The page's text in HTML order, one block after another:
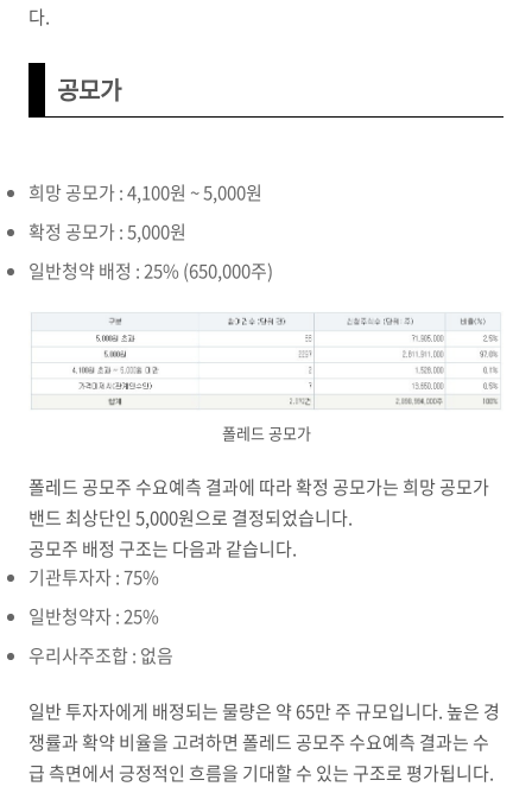
다.
공모가
희망 공모가 : 4,100원 ~ 5,000원
확정 공모가 : 5,000원
일반청약 배정 : 25% (650,000주)
폴레드 공모가
폴레드 공모주 수요예측 결과에 따라 확정 공모가는 희망 공모가
밴드 최상단인 5,000원으로 결정되었습니다.
공모주 배정 구조는 다음과 같습니다.
기관투자자 : 75%
일반청약자 : 25%
우리사주조합 : 없음
일반 투자자에게 배정되는 물량은 약 65만 주 규모입니다. 높은 경
쟁률과 확약 비율을 고려하면 폴레드 공모주 수요예측 결과는 수
급 측면에서 긍정적인 흐름을 기대할 수 있는 구조로 평가됩니다.